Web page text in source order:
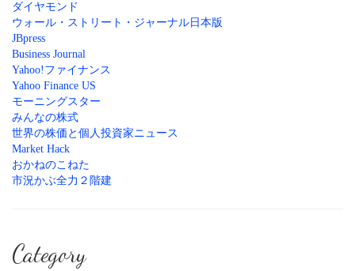
ダイヤモンド
ウォール・ストリート・ジャーナル日本版
JBpress
Business Journal
Yahoo!ファイナンス
Yahoo Finance US
モーニングスター
みんなの株式
世界の株価と個人投資家ニュース
Market Hack
おかねのこねた
市況かぶ全力２階建
Category